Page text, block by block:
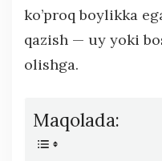
ko’proq boylikka
qazish — uy yoki
olishga.
Maqolada: